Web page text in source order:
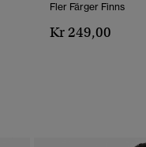
Fler Färger Finns
Kr 249,00